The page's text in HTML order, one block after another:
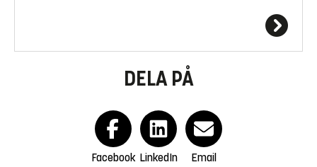
DELA PÅ
Facebook LinkedIn Email